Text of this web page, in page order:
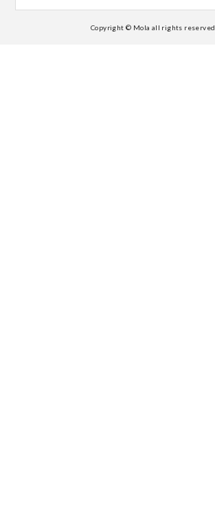
Copyright © Mola all rights reserved.